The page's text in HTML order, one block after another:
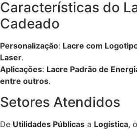
Características do
Cadeado
Personalização: Lacre com
Laser.
Aplicações: Lacre Padrão de
entre outros.
Setores Atendidos
De Utilidades Públicas a Logística, o